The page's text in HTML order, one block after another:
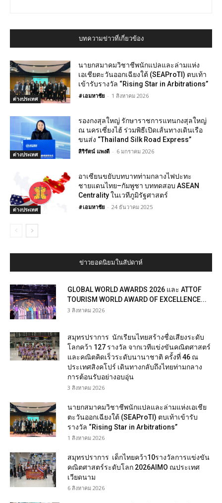
บทความข่าวที่เกี่ยวข้อง
ต่างประเทศ
นายกสมาคมวิชาชีพนักแปลและล่ามแห่ง
เอเชียตะวันออกเฉียงใต้ (SEAProTI) ตบเท้า
เข้ารับรางวัล “Rising Star in Arbitrations”
#เอมหาชัย - 1 สิงหาคม 2026
ต่างประเทศ
รองกงสุลใหญ่ รักษาราชการแทนกงสุลใหญ่
ณ นครเซี่ยงไฮ้ ร่วมพิธีเปิดเส้นทางเดินเรือ
ขนส่ง “Thailand Silk Road Express”
สิริรัตน์ แพงดี - 6 มกราคม 2026
ต่างประเทศ
อาเซียนขยับบทบาทท่ามกลางไฟปะทะ
ชายแดนไทย–กัมพูชา บททดสอบ ASEAN
Centrality ในเวทีภูมิรัฐศาสตร์
#เอมหาชัย - 24 ธันวาคม 2025
ข่าวยอดนิยมในสัปดาห์
GLOBAL WORLD AWARDS 2026 และ ATTOF
TOURISM WORLD AWARD OF EXCELLENCE...
3 สิงหาคม 2026
สมุทรปราการ นักเรียนไทยสร้างชื่อเสียงระดับ
โลกคว้า 127 รางวัล จากเวทีแข่งขันคณิตศาสตร์
และคณิตคิดเร็วระดับนานาชาติ ครั้งที่ 46 ณ
ประเทศสิงคโปร์ เดินทางกลับถึงไทยท่ามกลาง
การต้อนรับอย่างอบอุ่น
3 สิงหาคม 2026
นายกสมาคมวิชาชีพนักแปลและล่ามแห่งเอเชีย
ตะวันออกเฉียงใต้ (SEAProTI) ตบเท้าเข้ารับ
รางวัล “Rising Star in Arbitrations”
1 สิงหาคม 2026
สมุทรปราการ เด็กไทยคว้า10รางวัลการแข่งขัน
คณิตศาสตร์ระดับโลก 2026AIMO ณประเทศ
เวียดนาม
6 สิงหาคม 2026